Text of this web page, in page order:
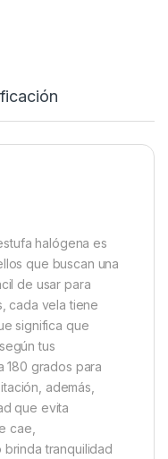
halógena es
que buscan una
de usar para
cada vela tiene
significa que
tus
180 grados para
además,
que evita
cae,
brinda tranquilidad